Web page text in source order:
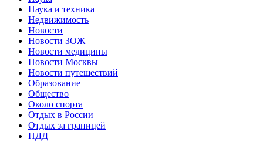
Наука и техника
Недвижимость
Новости
Новости ЗОЖ
Новости медицины
Новости Москвы
Новости путешествий
Образование
Общество
Около спорта
Отдых в России
Отдых за границей
ПДД